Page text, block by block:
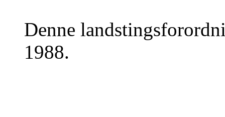
Denne
1988.